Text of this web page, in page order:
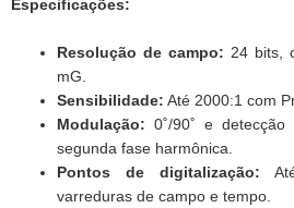
Especificações:
Resolução de campo: 24 bits,
mG.
Sensibilidade: Até 2000:1 com
Modulação: 0˚/90˚ e
segunda fase harmônica.
Pontos de digitalização:
varreduras de campo e tempo.